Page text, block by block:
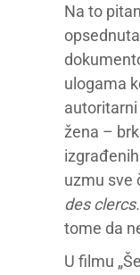
Na to
ulogama
žena –
uzmu sve
des clercs.
tome da
U filmu